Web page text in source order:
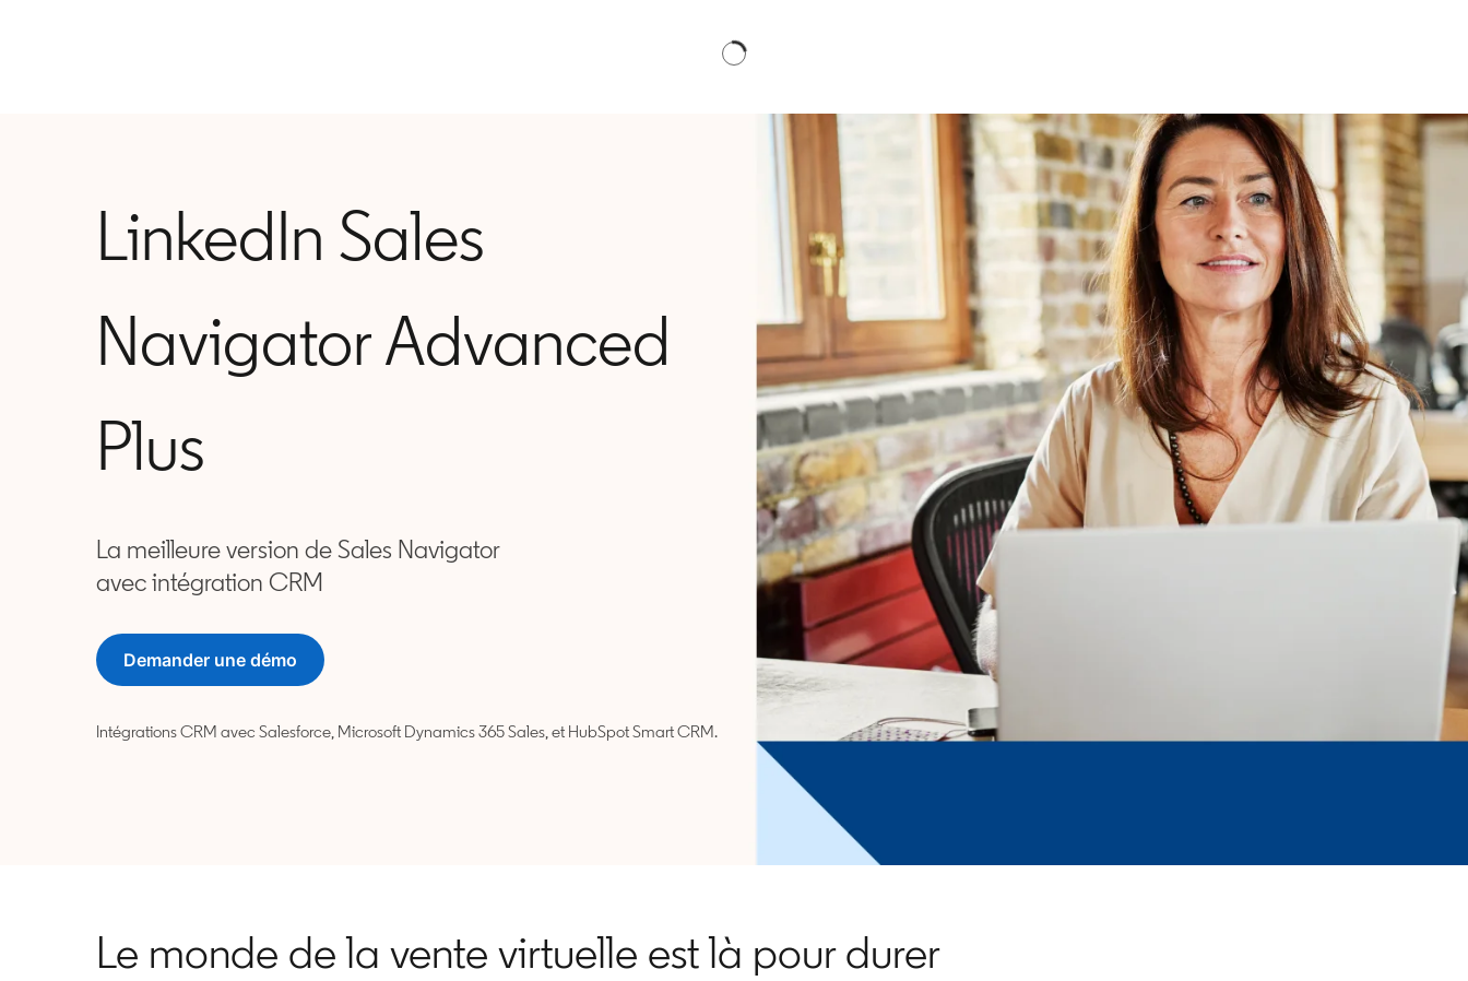
LinkedIn Sales
Navigator Advanced
Plus
La meilleure version de Sales Navigator
avec intégration CRM
Demander une démo
Intégrations CRM avec Salesforce, Microsoft Dynamics 365 Sales, et HubSpot Smart CRM.
Le monde de la vente virtuelle est là pour durer